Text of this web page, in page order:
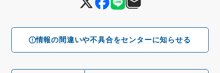
情報の間違いや不具合をセンターに知らせる